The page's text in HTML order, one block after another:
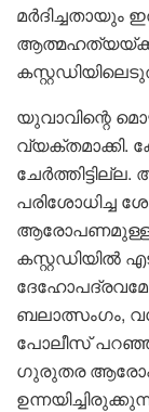
മർദിച്ചതായും
ആത്മഹത്യയ്ക്ക്
യുവാവിന്റെ
പരിശോധിച്ച
ആരോപണമുള്ള
കസ്റ്റഡിയിൽ
ബലാത്സം​ഗം,
പോലീസ്
ഗുരുതര